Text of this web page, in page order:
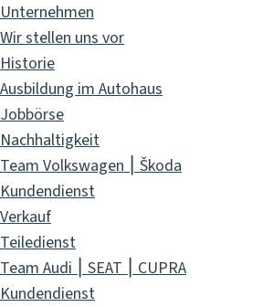
Unternehmen
Wir stellen uns vor
Historie
Ausbildung im Autohaus
Jobbörse
Nachhaltigkeit
Team Volkswagen ⎮ Škoda
Kundendienst
Verkauf
Teiledienst
Team Audi ⎮ SEAT ⎮ CUPRA
Kundendienst